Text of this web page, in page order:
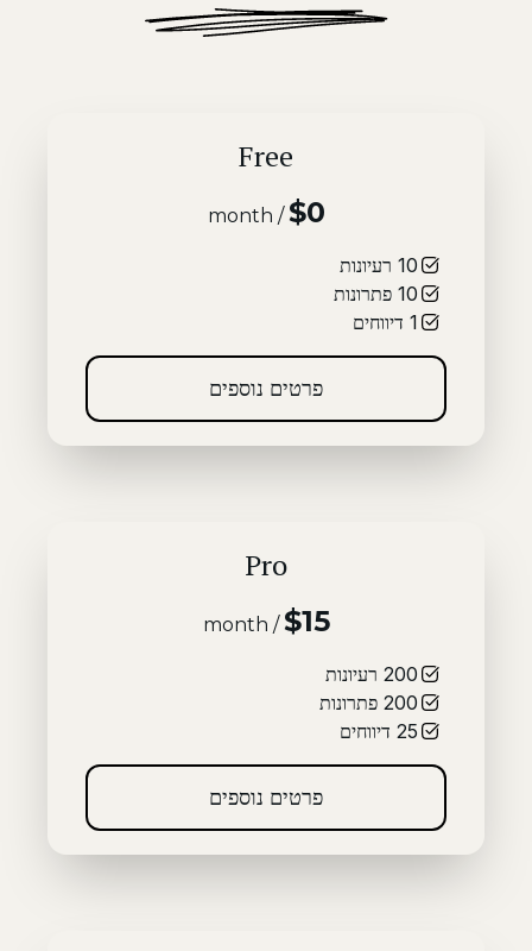
Free
$0
/ month
10 רעיונות
10 פתרונות
1 דיווחים
פרטים נוספים
Pro
$15
/ month
200 רעיונות
200 פתרונות
25 דיווחים
פרטים נוספים